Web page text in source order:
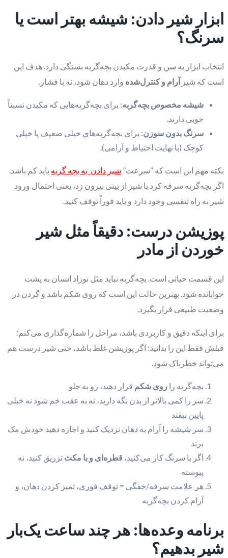
ابزار شیر دادن: شیشه بهتر است یا
سرنگ؟
انتخاب ابزار به سن و قدرت مکیدن بچه‌گربه بستگی دارد. هدف این
است که شیر آرام و کنترل‌شده وارد دهان شود، نه با فشار.
شیشه مخصوص بچه‌گربه: برای بچه‌گربه‌هایی که مکیدن نسبتاً
خوبی دارند.
سرنگ بدون سوزن: برای بچه‌گربه‌های خیلی ضعیف یا خیلی
کوچک (با نهایت احتیاط و آرامی).
نکته مهم این است که “سرعت” شیر دادن به بچه گربه باید کم باشد.
اگر بچه‌گربه سرفه کرد یا شیر از بینی بیرون زد، یعنی احتمال ورود
شیر به راه تنفسی وجود دارد و باید فوراً توقف کنید.
پوزیشن درست: دقیقاً مثل شیر
خوردن از مادر
این قسمت حیاتی است. بچه‌گربه نباید مثل نوزاد انسان به پشت
خوابانده شود. بهترین حالت این است که روی شکم باشد و گردن در
وضعیت طبیعی قرار بگیرد.
برای اینکه دقیق و کاربردی باشد، مراحل را شماره‌گذاری می‌کنم؛
قبلش فقط این را بدانید: اگر پوزیشن غلط باشد، حتی شیر درست هم
می‌تواند خطرناک شود.
بچه‌گربه را روی شکم قرار دهید، رو به جلو
سر را کمی بالاتر از بدن نگه دارید، نه به عقب خم شود نه خیلی
پایین بیفتد
سر شیشه را آرام به دهان نزدیک کنید و اجازه دهید خودش مک
بزند
اگر با سرنگ کار می‌کنید، قطره‌ای و با مکث تزریق کنید، نه
پیوسته
هر علامت سرفه/خفگی = توقف فوری، تمیز کردن دهان، و
آرام کردن بچه‌گربه
برنامه وعده‌ها: هر چند ساعت یک‌بار
شیر بدهیم؟